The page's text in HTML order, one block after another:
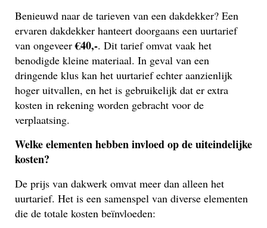
Benieuwd naar de tarieven van een dakdekker? Een
ervaren dakdekker hanteert doorgaans een uurtarief
van ongeveer€40,-. Dit tarief omvat vaak het
benodigde kleine materiaal. In geval van een
dringende klus kan het uurtarief echter aanzienlijk
hoger uitvallen, en het is gebruikelijk dat er extra
kosten in rekening worden gebracht voor de
verplaatsing.
Welke elementen hebben invloed op de uiteindelijke
kosten?
De prijs van dakwerk omvat meer dan alleen het
uurtarief. Het is een samenspel van diverse elementen
die de totale kosten beïnvloeden: